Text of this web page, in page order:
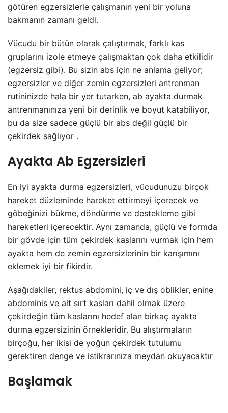
götüren egzersizlerle çalışmanın yeni bir yoluna
bakmanın zamanı geldi.
Vücudu bir bütün olarak çalıştırmak, farklı kas
gruplarını izole etmeye çalışmaktan çok daha etkilidir
(egzersiz gibi). Bu sizin abs için ne anlama geliyor;
egzersizler ve diğer zemin egzersizleri antrenman
rutininizde hala bir yer tutarken, ab ayakta durmak
antrenmanınıza yeni bir derinlik ve boyut katabiliyor,
bu da size sadece güçlü bir abs değil güçlü bir
çekirdek sağlıyor .
Ayakta Ab Egzersizleri
En iyi ayakta durma egzersizleri, vücudunuzu birçok
hareket düzleminde hareket ettirmeyi içerecek ve
göbeğinizi bükme, döndürme ve destekleme gibi
hareketleri içerecektir. Aynı zamanda, güçlü ve formda
bir gövde için tüm çekirdek kaslarını vurmak için hem
ayakta hem de zemin egzersizlerinin bir karışımını
eklemek iyi bir fikirdir.
Aşağıdakiler, rektus abdomini, iç ve dış oblikler, enine
abdominis ve alt sırt kasları dahil olmak üzere
çekirdeğin tüm kaslarını hedef alan birkaç ayakta
durma egzersizinin örnekleridir. Bu alıştırmaların
birçoğu, her ikisi de yoğun çekirdek tutulumu
gerektiren denge ve istikrarınıza meydan okuyacaktır
Başlamak